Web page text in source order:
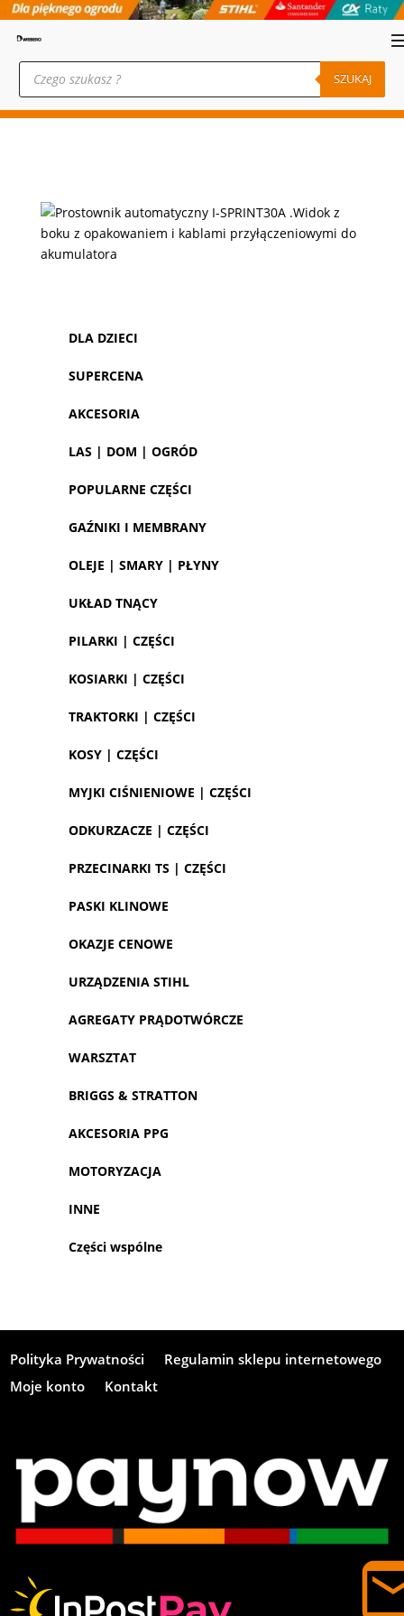
Wyszukiwarka
produktów SZUKAJ
DLA DZIECI
SUPERCENA
AKCESORIA
LAS | DOM | OGRÓD
POPULARNE CZĘŚCI
GAŹNIKI I MEMBRANY
OLEJE | SMARY | PŁYNY
UKŁAD TNĄCY
PILARKI | CZĘŚCI
KOSIARKI | CZĘŚCI
TRAKTORKI | CZĘŚCI
KOSY | CZĘŚCI
MYJKI CIŚNIENIOWE | CZĘŚCI
ODKURZACZE | CZĘŚCI
PRZECINARKI TS | CZĘŚCI
PASKI KLINOWE
OKAZJE CENOWE
URZĄDZENIA STIHL
AGREGATY PRĄDOTWÓRCZE
WARSZTAT
BRIGGS & STRATTON
AKCESORIA PPG
MOTORYZACJA
INNE
Części wspólne
Polityka Prywatności
Regulamin sklepu internetowego
Moje konto
Kontakt